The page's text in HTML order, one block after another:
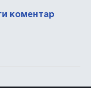
коментар